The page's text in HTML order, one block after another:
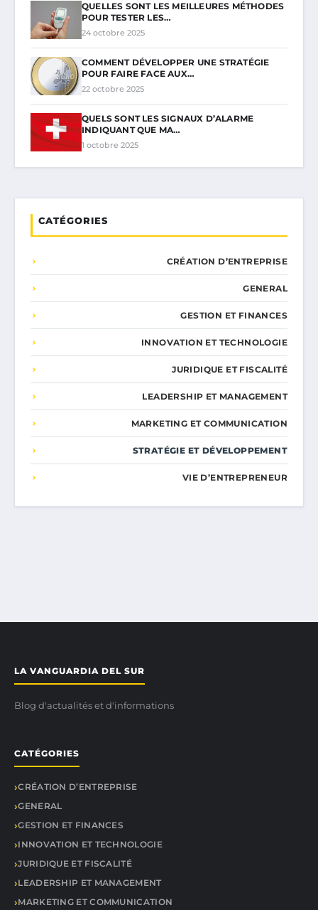
QUELLES SONT LES MEILLEURES MÉTHODES
POUR TESTER LES…
24 octobre 2025
COMMENT DÉVELOPPER UNE STRATÉGIE
POUR FAIRE FACE AUX…
22 octobre 2025
QUELS SONT LES SIGNAUX D’ALARME
INDIQUANT QUE MA…
1 octobre 2025
CATÉGORIES
CRÉATION D’ENTREPRISE
GENERAL
GESTION ET FINANCES
INNOVATION ET TECHNOLOGIE
JURIDIQUE ET FISCALITÉ
LEADERSHIP ET MANAGEMENT
MARKETING ET COMMUNICATION
STRATÉGIE ET DÉVELOPPEMENT
VIE D’ENTREPRENEUR
LA VANGUARDIA DEL SUR
Blog d'actualités et d'informations
CATÉGORIES
CRÉATION D’ENTREPRISE
GENERAL
GESTION ET FINANCES
INNOVATION ET TECHNOLOGIE
JURIDIQUE ET FISCALITÉ
LEADERSHIP ET MANAGEMENT
MARKETING ET COMMUNICATION